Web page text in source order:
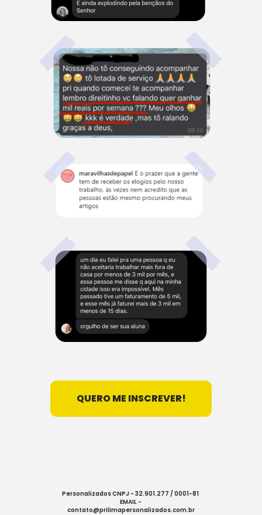
Política de Privacidade - Termos de
QUERO ME INSCREVER!
Personalizados CNPJ - 32.901.277 / 0001-81
EMAIL -
contato@prilimapersonalizados.com.br